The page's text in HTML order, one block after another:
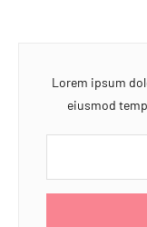
Lorem ipsum
eiusmod